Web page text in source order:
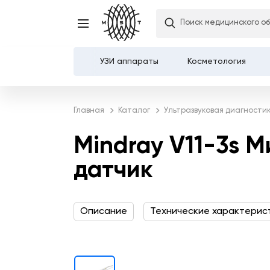
Доставка и оплата
Поиск медицинского
УЗИ аппараты Косметология
Главная Каталог Ультразвуковая
Mindray V11-3s
датчик
Mindray V11-3s
датчик
Описание Технические